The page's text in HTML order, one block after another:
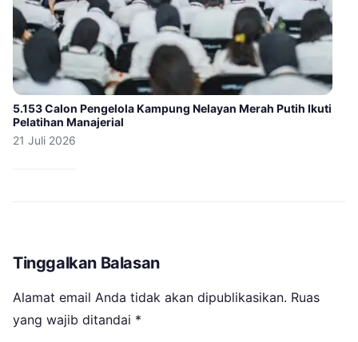
5.153 Calon Pengelola Kampung Nelayan Merah Putih Ikuti
Pelatihan Manajerial
21 Juli 2026
Tinggalkan Balasan
Alamat email Anda tidak akan dipublikasikan. Ruas
yang wajib ditandai *